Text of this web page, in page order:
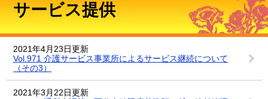
サービス提供
2021年4月23日更新
Vol.971 介護サービス事業所によるサービス継続について
（その3）
2021年3月22日更新